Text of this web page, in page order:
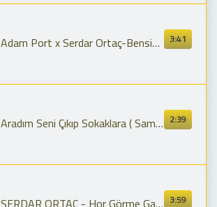
3:41
Adam Port x Serdar Ortaç-Bensiz Olsun & Move (Mashup by Mozisc)
2:39
Aradım Seni Çıkıp Sokaklara ( Samet Ervas Remix ) | Serdar Ortaç - Heyecan
3:59
SERDAR ORTAÇ - Hor Görme Garibi - (Orhan Gencebay İle Bir Ömür vol.2)